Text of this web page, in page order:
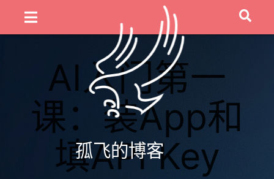
孤飞的博客
AI入门第一
课：装App和
填API Key